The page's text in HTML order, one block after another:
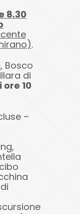
8.30
.
Bosco
di
10
–